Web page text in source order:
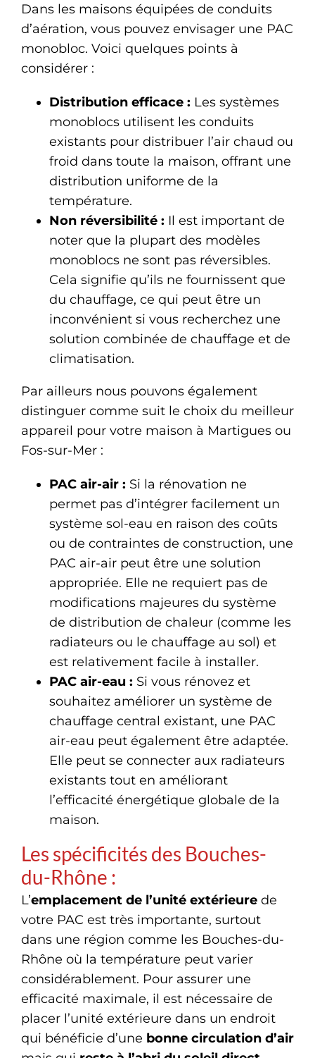
Dans les maisons équipées de conduits
d’aération, vous pouvez envisager une PAC
monobloc. Voici quelques points à
considérer :
Distribution efficace : Les systèmes
monoblocs utilisent les conduits
existants pour distribuer l’air chaud ou
froid dans toute la maison, offrant une
distribution uniforme de la
température.
Non réversibilité : Il est important de
noter que la plupart des modèles
monoblocs ne sont pas réversibles.
Cela signifie qu’ils ne fournissent que
du chauffage, ce qui peut être un
inconvénient si vous recherchez une
solution combinée de chauffage et de
climatisation.
Par ailleurs nous pouvons également
distinguer comme suit le choix du meilleur
appareil pour votre maison à Martigues ou
Fos-sur-Mer :
PAC air-air : Si la rénovation ne
permet pas d’intégrer facilement un
système sol-eau en raison des coûts
ou de contraintes de construction, une
PAC air-air peut être une solution
appropriée. Elle ne requiert pas de
modifications majeures du système
de distribution de chaleur (comme les
radiateurs ou le chauffage au sol) et
est relativement facile à installer.
PAC air-eau : Si vous rénovez et
souhaitez améliorer un système de
chauffage central existant, une PAC
air-eau peut également être adaptée.
Elle peut se connecter aux radiateurs
existants tout en améliorant
l’efficacité énergétique globale de la
maison.
Les spécificités des Bouches-
du-Rhône :
L’emplacement de l’unité extérieurede
votre PAC est très importante, surtout
dans une région comme les Bouches-du-
Rhône où la température peut varier
considérablement. Pour assurer une
efficacité maximale, il est nécessaire de
placer l’unité extérieure dans un endroit
qui bénéficie d’une bonne circulation d’air